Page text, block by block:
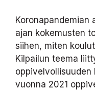
Koronapandemian
ajan kokemusten
siihen, miten
Kilpailun teema
oppivelvollisuuden
vuonna 2021